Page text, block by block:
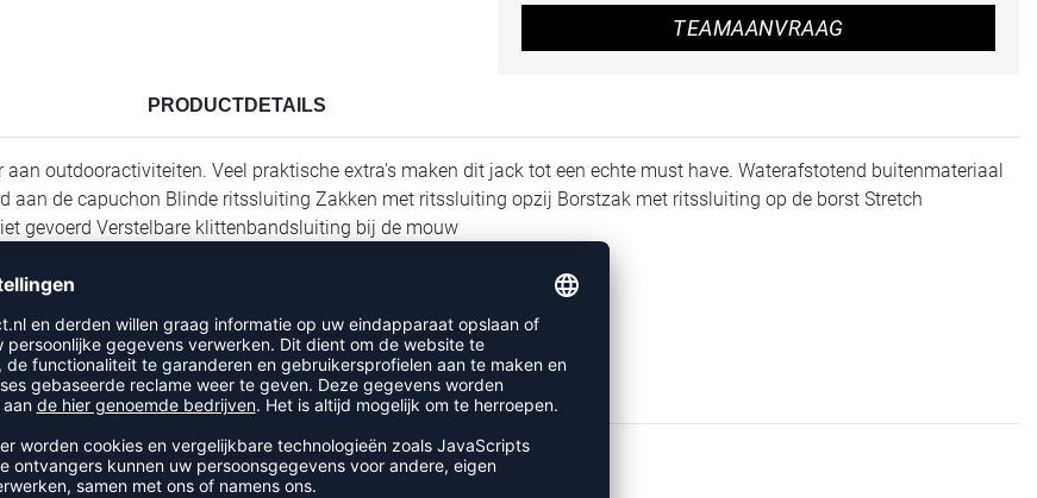
TEAMAANVRAAG
PRODUCTDETAILS
outdooractiviteiten. Veel praktische extra's maken dit jack tot een echte must have. Waterafstotend buitenmateriaal
aan de capuchon Blinde ritssluiting Zakken met ritssluiting opzij Borstzak met ritssluiting op de borst Stretch
gevoerd Verstelbare klittenbandsluiting bij de mouw
RECENT BEKEKEN